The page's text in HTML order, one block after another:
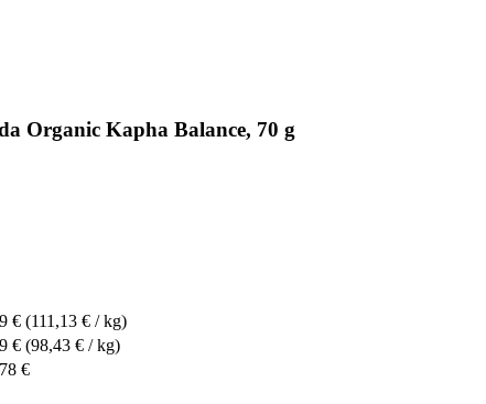
Organic Kapha Balance, 70 g
€ (111,13 € / kg)
€ (98,43 € / kg)
€